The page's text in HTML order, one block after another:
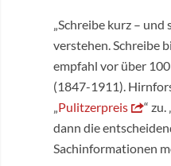
„Schreibe kurz –
verstehen. Schreibe
empfahl vor über
(1847-1911).
Pulitzerpreis
“
dann die
Sachinformationen